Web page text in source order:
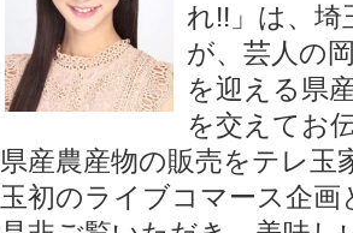
れ!!」は、埼
が、芸人の
を迎える県
を交えてお
県産農産物の販売をテレ
玉初のライブコマース企